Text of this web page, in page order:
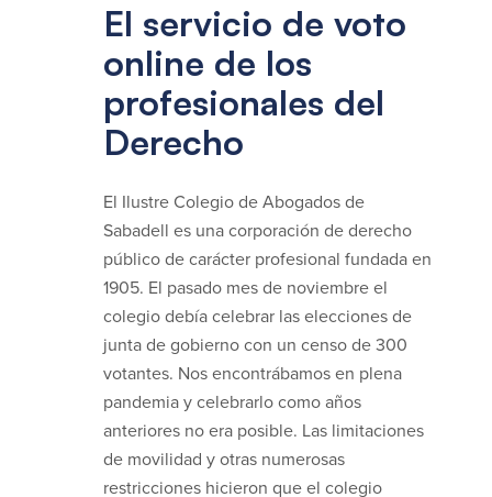
El servicio de voto
online de los
profesionales del
Derecho
El Ilustre Colegio de Abogados de
Sabadell es una corporación de derecho
público de carácter profesional fundada en
1905. El pasado mes de noviembre el
colegio debía celebrar las elecciones de
junta de gobierno con un censo de 300
votantes. Nos encontrábamos en plena
pandemia y celebrarlo como años
anteriores no era posible. Las limitaciones
de movilidad y otras numerosas
restricciones hicieron que el colegio